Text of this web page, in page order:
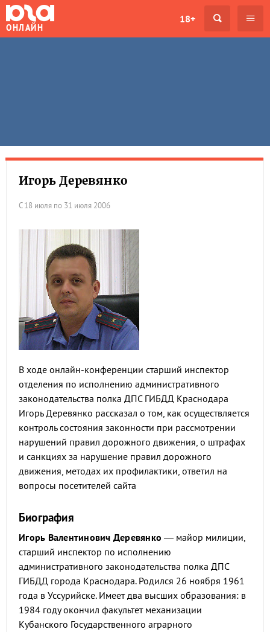
ОНЛАЙН
18+
Игорь Деревянко
С 18 июля по 31 июля 2006
В ходе онлайн-конференции старший инспектор
отделения по исполнению административного
законодательства полка ДПС ГИБДД Краснодара
Игорь Деревянко рассказал о том, как осуществляется
контроль состояния законности при рассмотрении
нарушений правил дорожного движения, о штрафах
и санкциях за нарушение правил дорожного
движения, методах их профилактики, ответил на
вопросы посетителей сайта
Биография
Игорь Валентинович Деревянко — майор милиции,
старший инспектор по исполнению
административного законодательства полка ДПС
ГИБДД города Краснодара. Родился 26 ноября 1961
года в Уссурийске. Имеет два высших образования: в
1984 году окончил факультет механизации
Кубанского Государственного аграрного